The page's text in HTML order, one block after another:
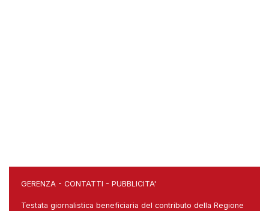
GERENZA - CONTATTI - PUBBLICITA'
Testata giornalistica beneficiaria del contributo della Regione